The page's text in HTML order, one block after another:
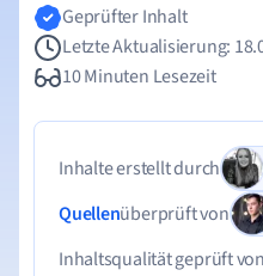
Geprüfter Inhalt
Letzte Aktualisierung:
10 Minuten Lesezeit
Inhalte erstellt durch
Quellenüberprüft von
Inhaltsqualität geprüft